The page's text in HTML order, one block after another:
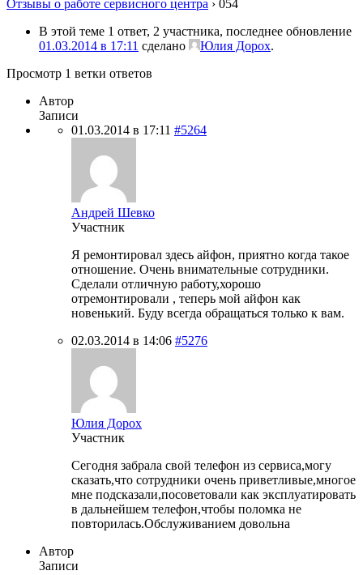
Отзывы о работе сервисного центра › 054
В этой теме 1 ответ, 2 участника, последнее обновление
01.03.2014 в 17:11 сделано Юлия Дорох.
Просмотр 1 ветки ответов
Автор
Записи
01.03.2014 в 17:11 #5264
Андрей Шевко
Участник
Я ремонтировал здесь айфон, приятно когда такое
отношение. Очень внимательные сотрудники.
Сделали отличную работу,хорошо
отремонтировали , теперь мой айфон как
новенький. Буду всегда обращаться только к вам.
02.03.2014 в 14:06 #5276
Юлия Дорох
Участник
Сегодня забрала свой телефон из сервиса,могу
сказать,что сотрудники очень приветливые,многое
мне подсказали,посоветовали как эксплуатировать
в дальнейшем телефон,чтобы поломка не
повторилась.Обслуживанием довольна
Автор
Записи